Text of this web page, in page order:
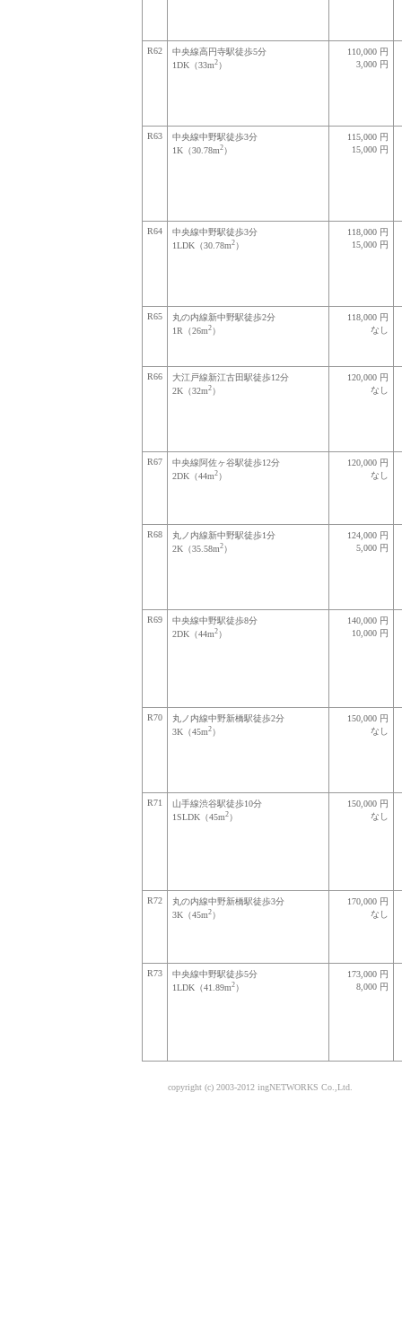
R62
中央線高円寺駅徒歩5分
1DK（33m2）
110,000 円
3,000 円
R63
中央線中野駅徒歩3分
1K（30.78m2）
115,000 円
15,000 円
R64
中央線中野駅徒歩3分
1LDK（30.78m2）
118,000 円
15,000 円
R65
丸の内線新中野駅徒歩2分
1R（26m2）
118,000 円
なし
R66
大江戸線新江古田駅徒歩12分
2K（32m2）
120,000 円
なし
R67
中央線阿佐ヶ谷駅徒歩12分
2DK（44m2）
120,000 円
なし
R68
丸ノ内線新中野駅徒歩1分
2K（35.58m2）
124,000 円
5,000 円
R69
中央線中野駅徒歩8分
2DK（44m2）
140,000 円
10,000 円
R70
丸ノ内線中野新橋駅徒歩2分
3K（45m2）
150,000 円
なし
R71
山手線渋谷駅徒歩10分
1SLDK（45m2）
150,000 円
なし
R72
丸の内線中野新橋駅徒歩3分
3K（45m2）
170,000 円
なし
R73
中央線中野駅徒歩5分
1LDK（41.89m2）
173,000 円
8,000 円
copyright (c) 2003-2012 ingNETWORKS Co.,Ltd.